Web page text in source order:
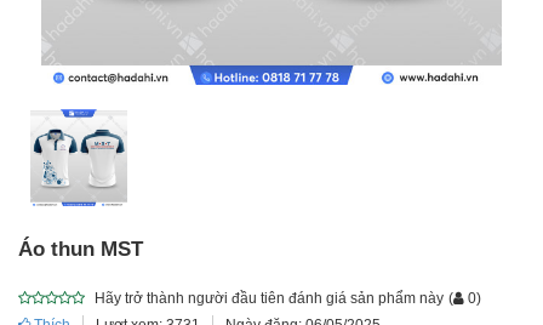
Áo thun MST
Hãy trở thành người đầu tiên đánh giá sản phẩm này ( 0)